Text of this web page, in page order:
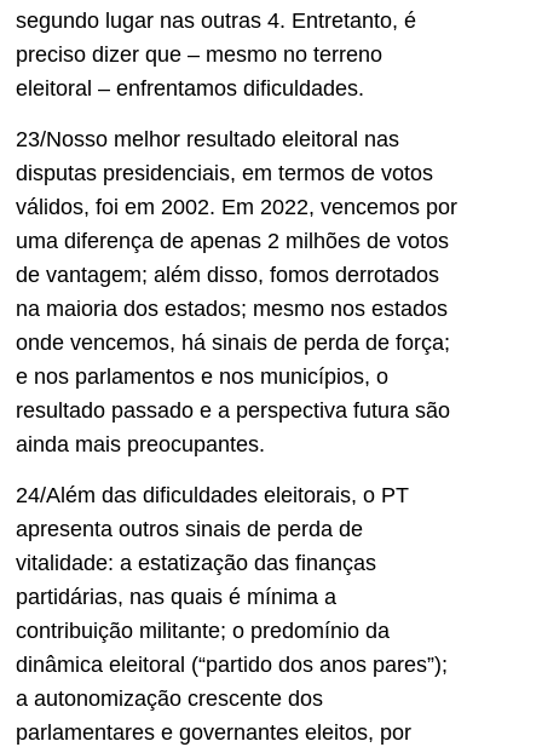
segundo lugar nas outras 4. Entretanto, é
preciso dizer que – mesmo no terreno
eleitoral – enfrentamos dificuldades.
23/Nosso melhor resultado eleitoral nas
disputas presidenciais, em termos de votos
válidos, foi em 2002. Em 2022, vencemos por
uma diferença de apenas 2 milhões de votos
de vantagem; além disso, fomos derrotados
na maioria dos estados; mesmo nos estados
onde vencemos, há sinais de perda de força;
e nos parlamentos e nos municípios, o
resultado passado e a perspectiva futura são
ainda mais preocupantes.
24/Além das dificuldades eleitorais, o PT
apresenta outros sinais de perda de
vitalidade: a estatização das finanças
partidárias, nas quais é mínima a
contribuição militante; o predomínio da
dinâmica eleitoral (“partido dos anos pares”);
a autonomização crescente dos
parlamentares e governantes eleitos, por